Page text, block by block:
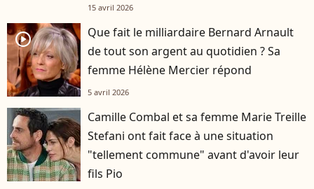
15 avril 2026
player2
Que fait le milliardaire Bernard Arnault
de tout son argent au quotidien ? Sa
femme Hélène Mercier répond
5 avril 2026
Camille Combal et sa femme Marie Treille
Stefani ont fait face à une situation
"tellement commune" avant d'avoir leur
fils Pio